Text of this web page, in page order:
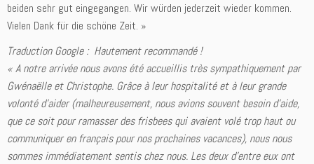
beiden sehr gut eingegangen. Wir würden jederzeit wieder kommen.
Vielen Dank für die schöne Zeit. »
Traduction Google : Hautement recommandé !
«A notre arrivée nous avons été accueillis très sympathiquement par
Gwénaëlle et Christophe. Grâce à leur hospitalité et à leur grande
volonté d’aider (malheureusement, nous avions souvent besoin d’aide,
que ce soit pour ramasser des frisbees qui avaient volé trop haut ou
communiquer en français pour nos prochaines vacances), nous nous
sommes immédiatement sentis chez nous. Les deux d’entre eux ont